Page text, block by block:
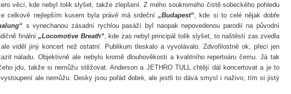
věcí, kde nebyl tolik slyšet, takže zlepšení. Z mého soukromého čistě sobeckého pohledu
celkově nejlepším kusem byla právě má srdeční„Budapest“, kde si to celé nějak dobře
s vynechanou zásadní rychlou pasáží byl naopak nepovedenou parodií na původní
finální„Locomotive Breath“, kde zas nebyl principál tolik slyšet, to naštěstí zas zvedla
viděl jiný koncert než ostatní. Publikum tleskalo a vyvolávalo. Zdvořilostně ok, přeci jen
náladu. Objektivně ale nebylo kromě dlouhověkosti a kvalitního repertoáru čemu. Já tak
jdu, takže si nemůžu stěžovat. Anderson a JETHRO TULL chtějí dál koncertovat a je to
ale nemůžu. Desky jsou pořád dobré, ale jestli to dává smysl i naživo, tím si jistý